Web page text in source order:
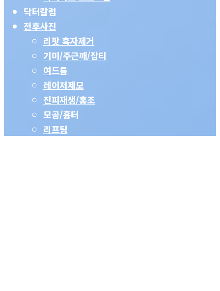
닥터칼럼
전후사진
리팟 흑자제거
기미/주근깨/잡티
여드름
레이저제모
진피재생/홍조
모공/흉터
리프팅